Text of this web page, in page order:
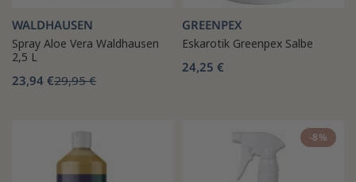
WALDHAUSEN
Spray Aloe Vera Waldhausen
2,5 L
23,94 €29,95 €
GREENPEX
Eskarotik Greenpex Salbe
24,25 €
-8%